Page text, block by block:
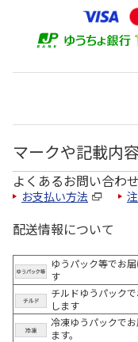
マークや記載内
よくあるお問い合わせ
お支払い方法
配送情報について
ゆうパック等でお
す
チルドゆうパック
します
冷凍ゆうパックで
ます。